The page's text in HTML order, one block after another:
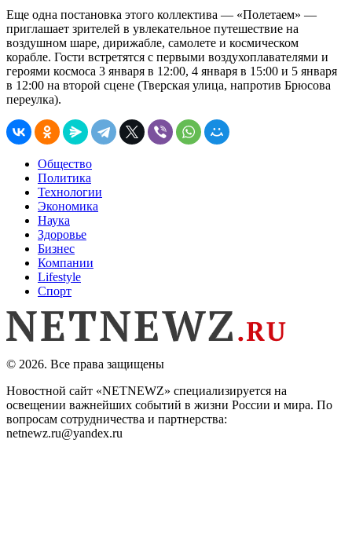
Еще одна постановка этого коллектива — «Полетаем» —
приглашает зрителей в увлекательное путешествие на
воздушном шаре, дирижабле, самолете и космическом
корабле. Гости встретятся с первыми воздухоплавателями и
героями космоса 3 января в 12:00, 4 января в 15:00 и 5 января
в 12:00 на второй сцене (Тверская улица, напротив Брюсова
переулка).
Общество
Политика
Технологии
Экономика
Наука
Здоровье
Бизнес
Компании
Lifestyle
Спорт
© 2026. Все права защищены
Новостной сайт «NETNEWZ» специализируется на
освещении важнейших событий в жизни России и мира. По
вопросам сотрудничества и партнерства:
netnewz.ru@yandex.ru